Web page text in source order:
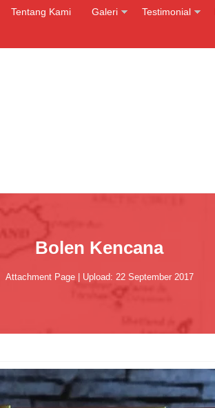
Tentang Kami Galeri Testimonial
Bolen Kencana
Attachment Page | Upload: 22 September 2017